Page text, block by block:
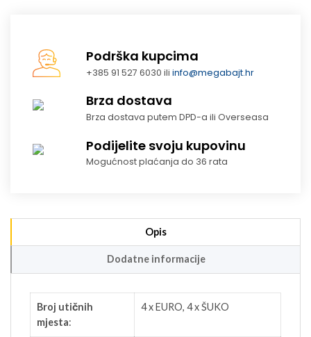
Podrška kupcima
+385 91 527 6030 iliinfo@megabajt.hr
Brza dostava
Brza dostava putem DPD-a ili Overseasa
Podijelite svoju kupovinu
Mogućnost plaćanja do 36 rata
Opis
Dodatne informacije
Broj utičnih
mjesta:
4 x EURO, 4 x ŠUKO